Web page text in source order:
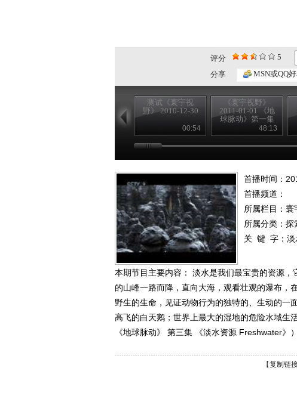
评分 5
分享
MSN或QQ
测试《寰宇视
野》 2010-12-30
00:54
《寰宇视野》
2011-01-01 《地
球脉动》第一集
《两极之间 From
Pole To Pole》
48:13
首播时间：
首播频道：
所属栏目： 寰
所属分类：探
关 键 字： 淡
本期节目主要内容： 淡水是我们最宝贵的资源
的山峰一路而降，直向大海，观看壮观的瀑布，
野生的生命，见证动物行为的独特的、生动的一
高飞的白天鹅；世界上最大的湿地的危险水域生
《地球脉动》 第三集 《淡水资源 Freshwater》）
【复制链